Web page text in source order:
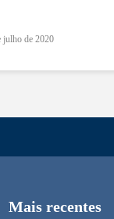
julho de 2020
Mais recentes